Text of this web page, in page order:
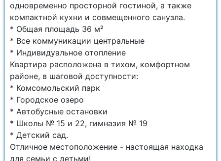
одновременно просторной гостиной, а также
компактной кухни и совмещенного санузла.
* Общая площадь 36 м²
* Все коммуникации центральные
* Индивидуальное отопление
Квартира расположена в тихом, комфортном
районе, в шаговой доступности:
* Комсомольский парк
* Городское озеро
* Автобусные остановки
* Школы № 15 и 22, гимназия № 19
* Детский сад.
Отличное местоположение - настоящая находка
для семьи с детьми!